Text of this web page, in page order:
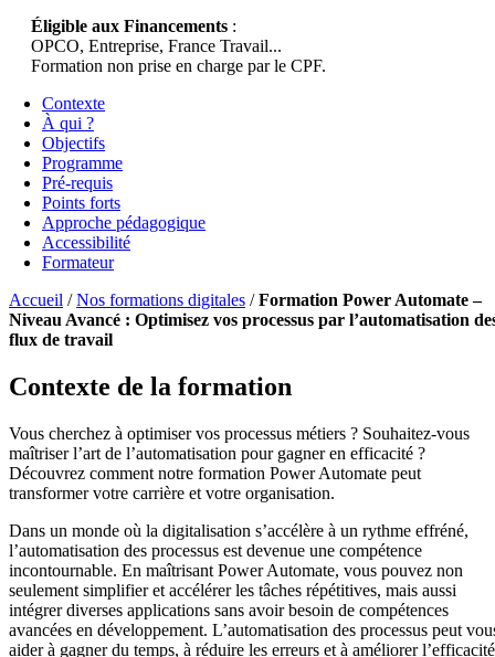
Éligible aux Financements :
OPCO, Entreprise, France Travail...
Formation non prise en charge par le CPF.
Contexte
À qui ?
Objectifs
Programme
Pré-requis
Points forts
Approche pédagogique
Accessibilité
Formateur
Accueil /Nos formations digitales /Formation Power Automate –
Niveau Avancé : Optimisez vos processus par l’automatisation
flux de travail
Contexte de la formation
Vous cherchez à optimiser vos processus métiers ? Souhaitez-vous
maîtriser l’art de l’automatisation pour gagner en efficacité ?
Découvrez comment notre formation Power Automate peut
transformer votre carrière et votre organisation.
Dans un monde où la digitalisation s’accélère à un rythme effréné,
l’automatisation des processus est devenue une compétence
incontournable. En maîtrisant Power Automate, vous pouvez non
seulement simplifier et accélérer les tâches répétitives, mais aussi
intégrer diverses applications sans avoir besoin de compétences
avancées en développement. L’automatisation des processus peut
aider à gagner du temps, à réduire les erreurs et à améliorer l’efficacité